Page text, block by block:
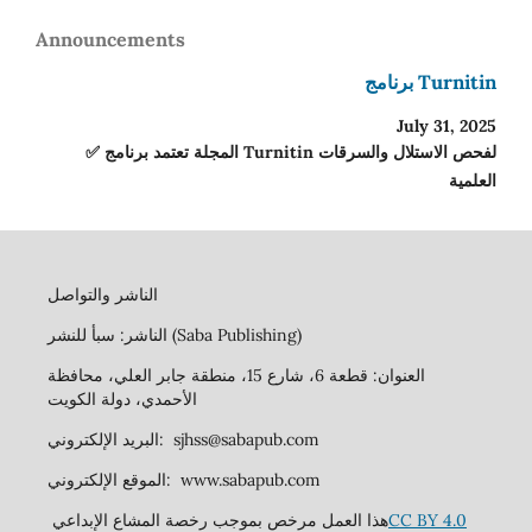
Announcements
برنامج Turnitin
July 31, 2025
✅ المجلة تعتمد برنامج Turnitin لفحص الاستلال والسرقات
العلمية
الناشر والتواصل
الناشر: سبأ للنشر (Saba Publishing)
العنوان: قطعة 6، شارع 15، منطقة جابر العلي، محافظة
الأحمدي، دولة الكويت
البريد الإلكتروني: sjhss@sabapub.com
الموقع الإلكتروني: www.sabapub.com
هذا العمل مرخص بموجب رخصة المشاع الإبداعيCC BY 4.0